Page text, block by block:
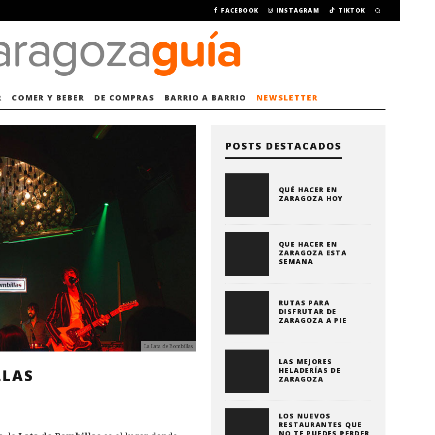
FACEBOOK INSTAGRAM TIKTOK
COMER Y BEBER DE COMPRAS BARRIO A BARRIO NEWSLETTER
La Lata de Bombillas
POSTS DESTACADOS
QUÉ HACER EN
ZARAGOZA HOY
QUE HACER EN
ZARAGOZA ESTA
SEMANA
RUTAS PARA
DISFRUTAR DE
ZARAGOZA A PIE
LAS MEJORES
HELADERÍAS DE
ZARAGOZA
LOS NUEVOS
RESTAURANTES QUE
NO TE PUEDES PERDER